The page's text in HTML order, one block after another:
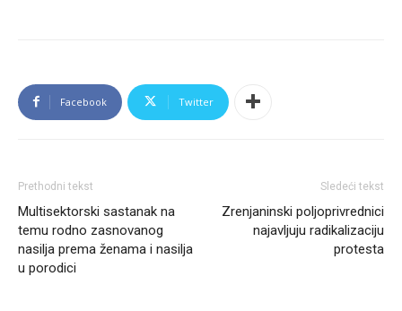
Facebook Twitter
Prethodni tekst
Multisektorski sastanak na
temu rodno zasnovanog
nasilja prema ženama i nasilja
u porodici
Sledeći tekst
Zrenjaninski poljoprivrednici
najavljuju radikalizaciju
protesta